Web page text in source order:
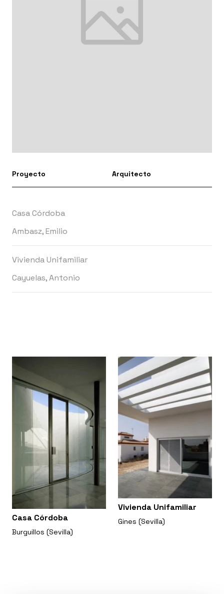
Proyecto Arquitecto
Casa Córdoba
Ambasz, Emilio
Vivienda Unifamiliar
Cayuelas, Antonio
Casa Córdoba
Burguillos (Sevilla)
Vivienda Unifamiliar
Gines (Sevilla)